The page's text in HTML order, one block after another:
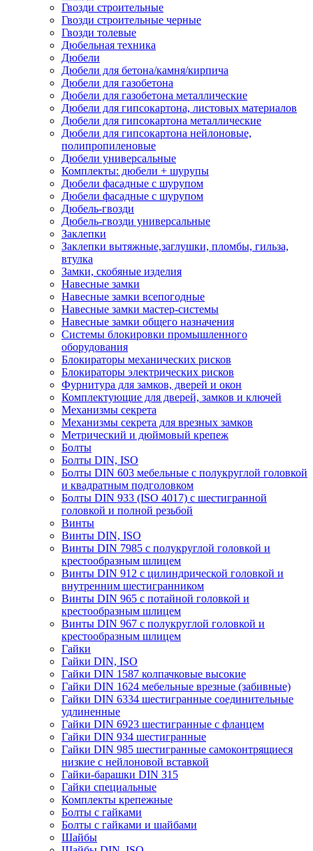
Гвозди строительные
Гвозди строительные черные
Гвозди толевые
Дюбельная техника
Дюбели
Дюбели для бетона/камня/кирпича
Дюбели для газобетона
Дюбели для газобетона металлические
Дюбели для гипсокартона, листовых материалов
Дюбели для гипсокартона металлические
Дюбели для гипсокартона нейлоновые,
полипропиленовые
Дюбели универсальные
Комплекты: дюбели + шурупы
Дюбели фасадные с шурупом
Дюбели фасадные с шурупом
Дюбель-гвозди
Дюбель-гвозди универсальные
Заклепки
Заклепки вытяжные,заглушки, пломбы, гильза,
втулка
Замки, скобяные изделия
Навесные замки
Навесные замки всепогодные
Навесные замки мастер-системы
Навесные замки общего назначения
Системы блокировки промышленного
оборудования
Блокираторы механических рисков
Блокираторы электрических рисков
Фурнитура для замков, дверей и окон
Комплектующие для дверей, замков и ключей
Механизмы секрета
Механизмы секрета для врезных замков
Метрический и дюймовый крепеж
Болты
Болты DIN, ISO
Болты DIN 603 мебельные с полукруглой головкой
и квадратным подголовком
Болты DIN 933 (ISO 4017) с шестигранной
головкой и полной резьбой
Винты
Винты DIN, ISO
Винты DIN 7985 с полукруглой головкой и
крестообразным шлицем
Винты DIN 912 с цилиндрической головкой и
внутренним шестигранником
Винты DIN 965 с потайной головкой и
крестообразным шлицем
Винты DIN 967 с полукруглой головкой и
крестообразным шлицем
Гайки
Гайки DIN, ISO
Гайки DIN 1587 колпачковые высокие
Гайки DIN 1624 мебельные врезные (забивные)
Гайки DIN 6334 шестигранные соединительные
удлиненные
Гайки DIN 6923 шестигранные с фланцем
Гайки DIN 934 шестигранные
Гайки DIN 985 шестигранные самоконтрящиеся
низкие с нейлоновой вставкой
Гайки-барашки DIN 315
Гайки специальные
Комплекты крепежные
Болты с гайками
Болты с гайками и шайбами
Шайбы